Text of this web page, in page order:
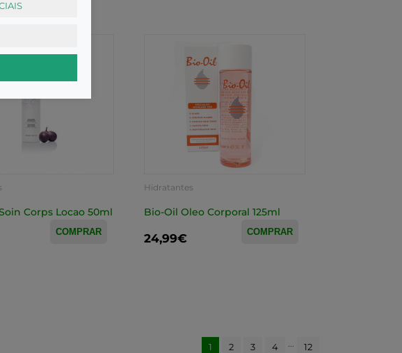
Corps Locao 50ml
COMPRAR
Hidratantes
Bio-Oil Oleo Corporal 125ml
24,99€ COMPRAR
1 2 3 4 12